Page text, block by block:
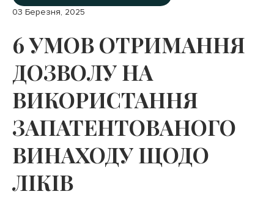
03 Березня, 2025
6 УМОВ ОТРИМАННЯ
ДОЗВОЛУ НА
ВИКОРИСТАННЯ
ЗАПАТЕНТОВАНОГО
ВИНАХОДУ ЩОДО
ЛІКІВ